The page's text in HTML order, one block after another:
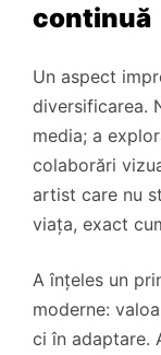
continuă
Un aspect
diversificarea.
media; a
colaborări
artist care nu
viața, exact
A înțeles un
moderne:
ci în adaptare.